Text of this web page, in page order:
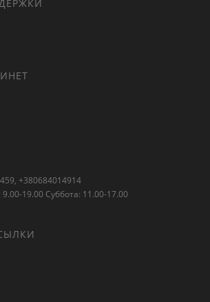
+380684014914
19.00 Суббота: 11.00-17.00